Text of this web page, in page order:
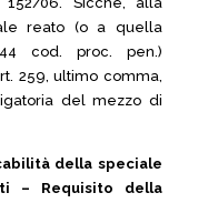
reato (o a quella
cod. proc. pen.)
259, ultimo comma,
del mezzo di
della speciale
– Requisito della